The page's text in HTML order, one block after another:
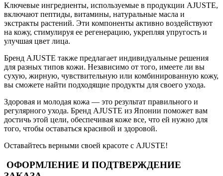
Ключевые ингредиенты, используемые в продукции AJUSTE,
включают пептиды, витамины, натуральные масла и
экстракты растений. Эти компоненты активно воздействуют
на кожу, стимулируя ее регенерацию, укрепляя упругость и
улучшая цвет лица.
Бренд AJUSTE также предлагает индивидуальные решения
для разных типов кожи. Независимо от того, имеете ли вы
сухую, жирную, чувствительную или комбинированную кожу,
вы сможете найти подходящие продукты для своего ухода.
Здоровая и молодая кожа — это результат правильного и
регулярного ухода. Бренд AJUSTE из Японии поможет вам
достичь этой цели, обеспечивая коже все, что ей нужно для
того, чтобы оставаться красивой и здоровой.
Оставайтесь верными своей красоте с AJUSTE!
ОФОРМЛЕНИЕ И ПОДТВЕРЖДЕНИЕ